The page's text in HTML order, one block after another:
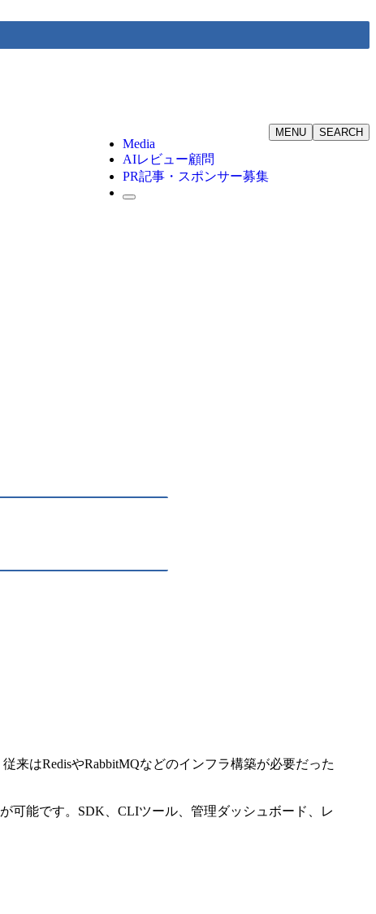
Media
AIレビュー顧問
PR記事・スポンサー募集
SEARCH
MENU
来はRedisやRabbitMQなどのインフラ構築が必要だった
可能です。SDK、CLIツール、管理ダッシュボード、レ